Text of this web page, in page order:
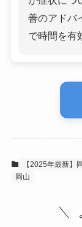
善のアドバ
で時間を有
【2025年最新】
岡山